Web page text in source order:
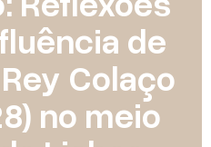
de
Colaço
no meio